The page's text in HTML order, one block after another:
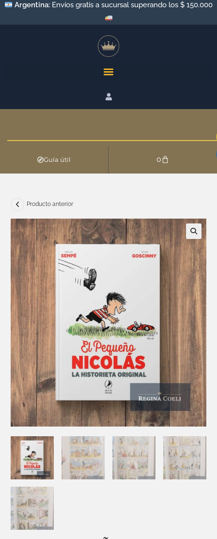
Argentina: Envíos gratis a sucursal superando los $ 150.000
Guía útil 0
Producto anterior